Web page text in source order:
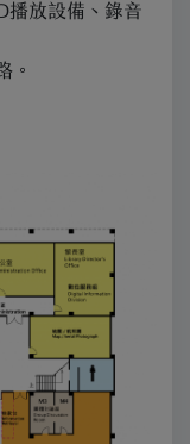
播放設備、錄音
。